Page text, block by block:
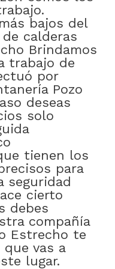
bajos del
calderas
Brindamos
trabajo de
por
Pozo
deseas
solo
tienen los
para
seguridad
cierto
debes
compañía
Estrecho te
vas a
lugar.